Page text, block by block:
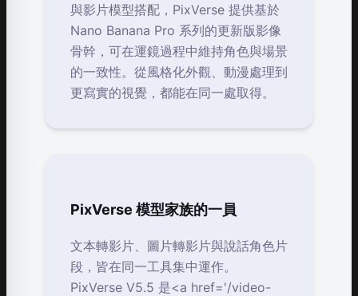
與影片模型搭配，PixVerse 提供基於
Nano Banana Pro 系列的更新版影像
骨幹，可在運鏡過程中維持角色與場景
的一致性。從風格化外觀、動漫處理到
更寫實的視覺，都能在同一處取得。
PixVerse 模型家族的一員
文本轉影片、圖片轉影片與說話角色片
段，皆在同一工具集中運作。
PixVerse V5.5 是<a href='/video-